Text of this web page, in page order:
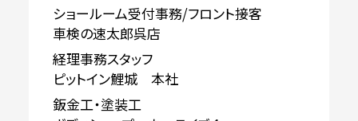
ショールーム受付事務/フロント接客
車検の速太郎呉店
経理事務スタッフ
ピットイン鯉城 本社
鈑金工・塗装工